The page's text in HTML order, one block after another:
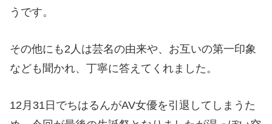
うです。
その他にも2人は芸名の由来や、お互いの第一印象
なども聞かれ、丁寧に答えてくれました。
12月31日でちはるんがAV女優を引退してしまうた